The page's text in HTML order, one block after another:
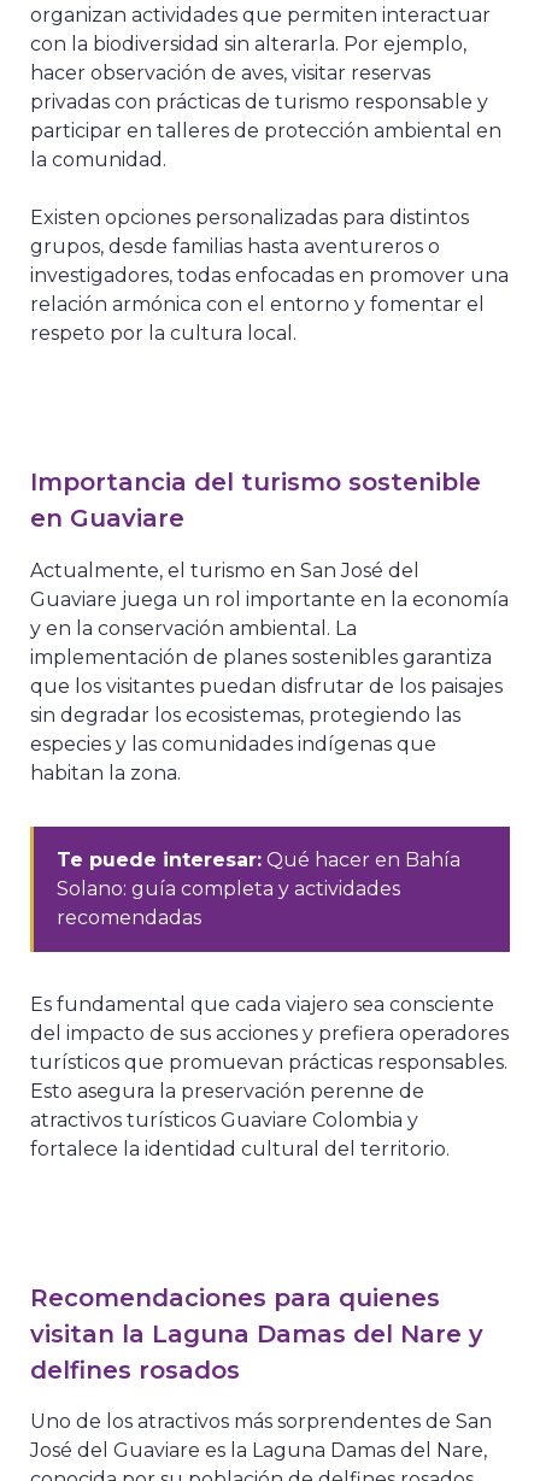
organizan actividades que permiten interactuar
con la biodiversidad sin alterarla. Por ejemplo,
hacer observación de aves, visitar reservas
privadas con prácticas de turismo responsable y
participar en talleres de protección ambiental en
la comunidad.
Existen opciones personalizadas para distintos
grupos, desde familias hasta aventureros o
investigadores, todas enfocadas en promover una
relación armónica con el entorno y fomentar el
respeto por la cultura local.
Importancia del turismo sostenible
en Guaviare
Actualmente, el turismo en San José del
Guaviare juega un rol importante en la economía
y en la conservación ambiental. La
implementación de planes sostenibles garantiza
que los visitantes puedan disfrutar de los paisajes
sin degradar los ecosistemas, protegiendo las
especies y las comunidades indígenas que
habitan la zona.
Te puede interesar: Qué hacer en Bahía
Solano: guía completa y actividades
recomendadas
Es fundamental que cada viajero sea consciente
del impacto de sus acciones y prefiera operadores
turísticos que promuevan prácticas responsables.
Esto asegura la preservación perenne de
atractivos turísticos Guaviare Colombia y
fortalece la identidad cultural del territorio.
Recomendaciones para quienes
visitan la Laguna Damas del Nare y
delfines rosados
Uno de los atractivos más sorprendentes de San
José del Guaviare es la Laguna Damas del Nare,